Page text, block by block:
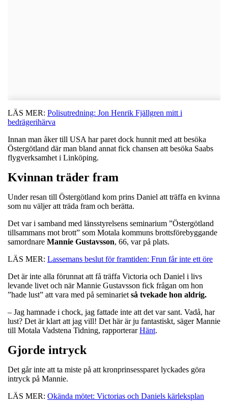
LÄS MER: Polisutredning: Jon Henrik Fjällgren mitt i
bedrägerihärva
Innan man åker till USA har paret dock hunnit med att besöka
Östergötland där man bland annat fick chansen att besöka Saabs
flygverksamhet i Linköping.
Kvinnan träder fram
Under resan till Östergötland kom prins Daniel att träffa en kvinna
som nu väljer att träda fram och berätta.
Det var i samband med länsstyrelsens seminarium ”Östergötland
tillsammans mot brott” som Motala kommuns brottsförebyggande
samordnare Mannie Gustavsson, 66, var på plats.
LÄS MER: Lassemans beslut för framtiden: Frun får inte ett öre
Det är inte alla förunnat att få träffa Victoria och Daniel i livs
levande livet och när Mannie Gustavsson fick frågan om hon
”hade lust” att vara med på seminariet så tvekade hon aldrig.
– Jag hamnade i chock, jag fattade inte att det var sant. Vadå, har
lust? Det är klart att jag vill! Det här är ju fantastiskt, säger Mannie
till Motala Vadstena Tidning, rapporterarHänt.
Gjorde intryck
Det går inte att ta miste på att kronprinsessparet lyckades göra
intryck på Mannie.
LÄS MER: Okända mötet: Victorias och Daniels kärleksplan